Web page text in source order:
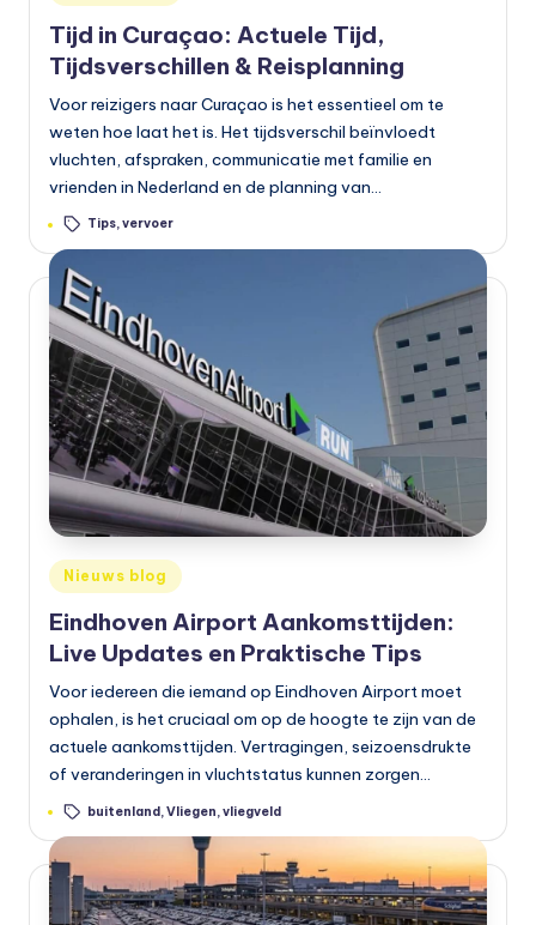
in
Tijd in Curaçao: Actuele Tijd,
Tijdsverschillen & Reisplanning
Voor reizigers naar Curaçao is het essentieel om te
weten hoe laat het is. Het tijdsverschil beïnvloedt
vluchten, afspraken, communicatie met familie en
vrienden in Nederland en de planning van…
Tags: Tips,vervoer
Geplaatst
in
Nieuws blog
Eindhoven Airport Aankomsttijden:
Live Updates en Praktische Tips
Voor iedereen die iemand op Eindhoven Airport moet
ophalen, is het cruciaal om op de hoogte te zijn van de
actuele aankomsttijden. Vertragingen, seizoensdrukte
of veranderingen in vluchtstatus kunnen zorgen…
Tags: buitenland,Vliegen,vliegveld